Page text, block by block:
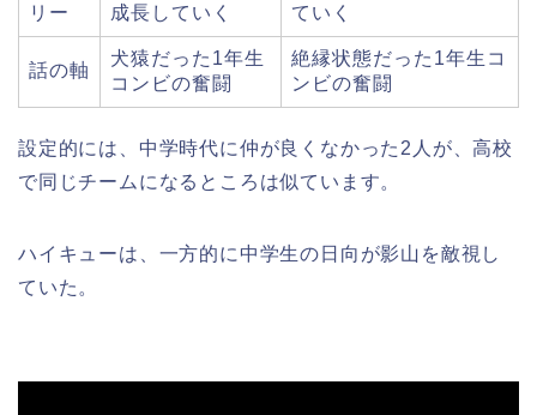
リー
成長していく
ていく
話の軸
犬猿だった1年生
コンビの奮闘
絶縁状態だった1年生コ
ンビの奮闘
設定的には、中学時代に仲が良くなかった2人が、高校
で同じチームになるところは似ています。
ハイキューは、一方的に中学生の日向が影山を敵視し
ていた。